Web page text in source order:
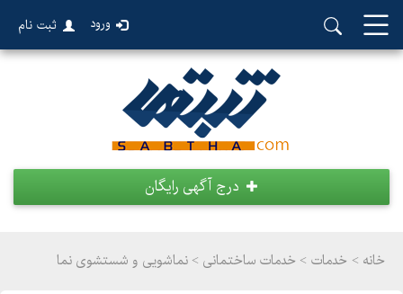
ورود ثبت نام
درج آگهی رایگان
خانه > خدمات > خدمات ساختمانی > نماشویی و شستشوی نما